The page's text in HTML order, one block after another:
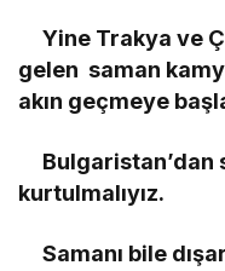
Yine Trakya ve
gelen saman
akın geçmeye
Bulgaristan’dan
kurtulmalıyız.
Samanı bile